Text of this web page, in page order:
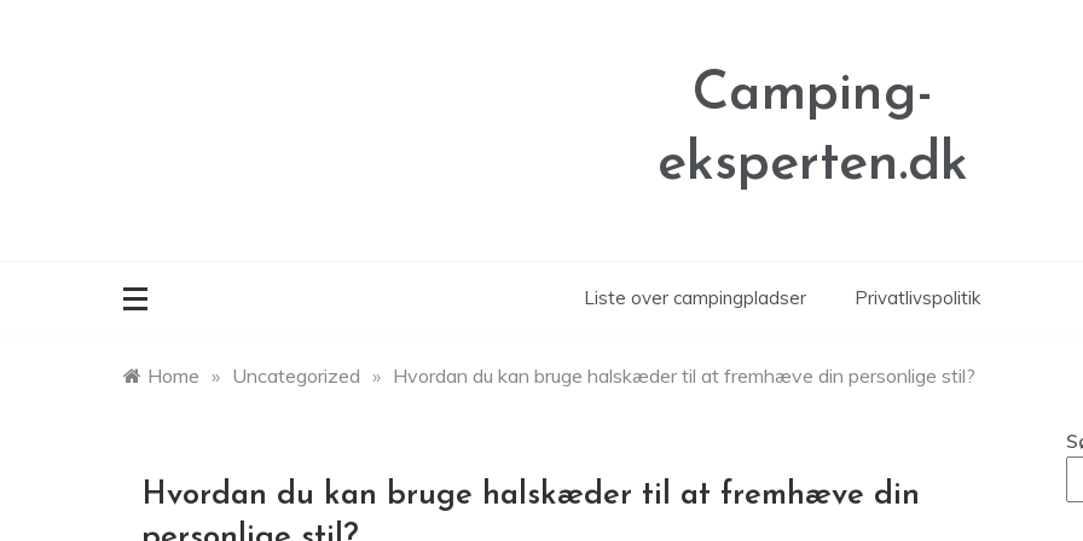
Camping-
eksperten.dk
Liste over campingpladser Privatlivspolitik
Home » Uncategorized » Hvordan du kan bruge halskæder til at fremhæve din personlige stil?
Hvordan du kan bruge halskæder til at fremhæve din